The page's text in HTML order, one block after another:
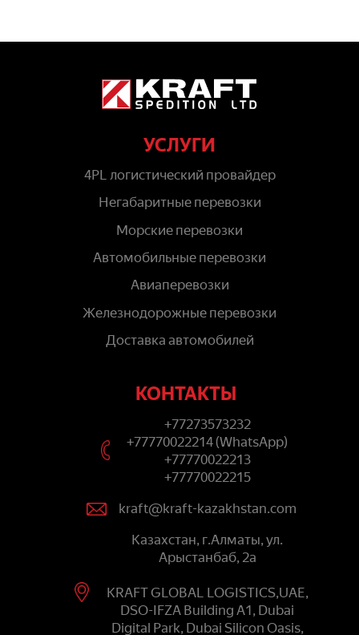
УСЛУГИ
4PL логистический провайдер
Негабаритные перевозки
Морские перевозки
Автомобильные перевозки
Авиаперевозки
Железнодорожные перевозки
Доставка автомобилей
КОНТАКТЫ
+77273573232
+77770022214 (WhatsApp)
+77770022213
+77770022215
kraft@kraft-kazakhstan.com
Казахстан, г.Алматы, ул.
Арыстанбаб, 2а
KRAFT GLOBAL LOGISTICS,UAE,
DSO-IFZA Building A1, Dubai
Digital Park, Dubai Silicon Oasis,